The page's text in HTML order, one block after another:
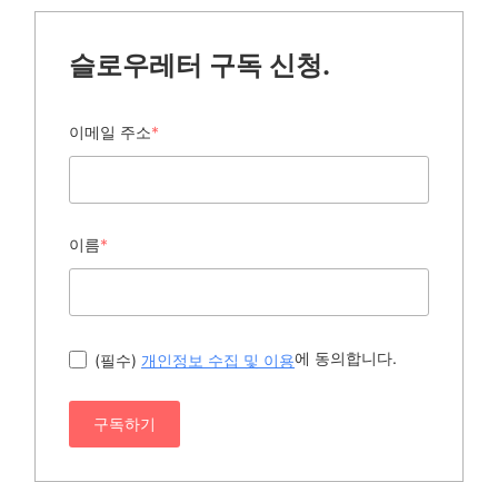
슬로우레터 구독 신청.
이메일 주소*
이름*
(필수) 개인정보 수집 및 이용에 동의합니다.
구독하기